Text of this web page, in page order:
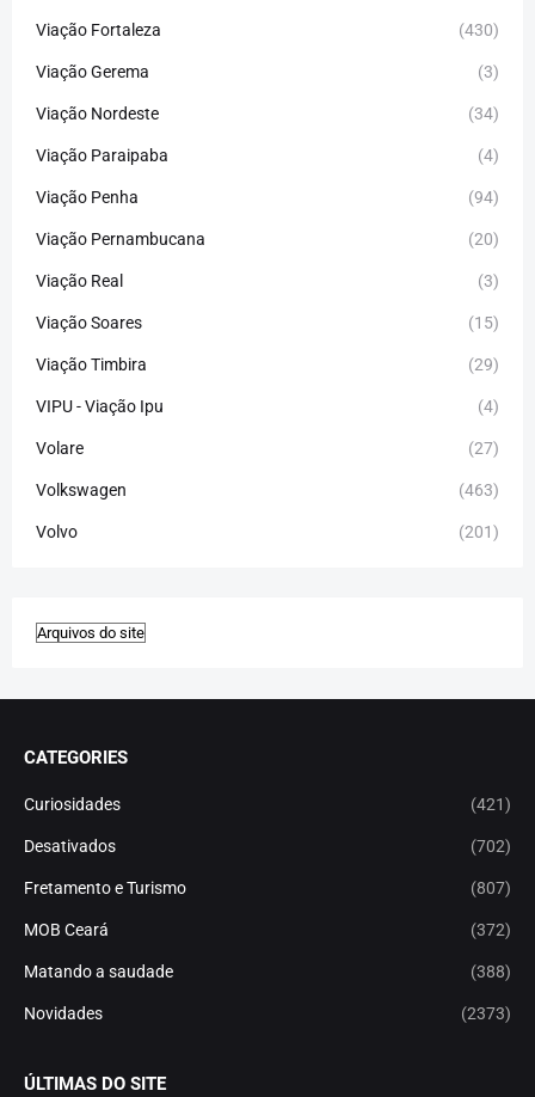
Viação Fortaleza (430)
Viação Gerema (3)
Viação Nordeste (34)
Viação Paraipaba (4)
Viação Penha (94)
Viação Pernambucana (20)
Viação Real (3)
Viação Soares (15)
Viação Timbira (29)
VIPU - Viação Ipu (4)
Volare (27)
Volkswagen (463)
Volvo (201)
CATEGORIES
Curiosidades (421)
Desativados (702)
Fretamento e Turismo (807)
MOB Ceará (372)
Matando a saudade (388)
Novidades (2373)
ÚLTIMAS DO SITE